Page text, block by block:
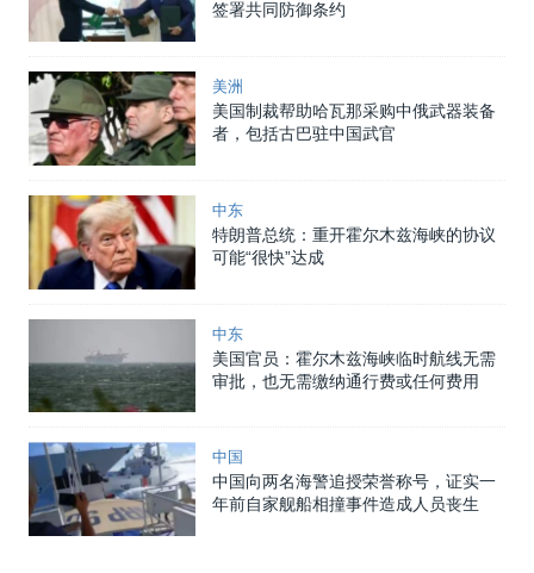
签署共同防御条约
美洲
美国制裁帮助哈瓦那采购中俄武器装备
者，包括古巴驻中国武官
中东
特朗普总统：重开霍尔木兹海峡的协议
可能“很快”达成
中东
美国官员：霍尔木兹海峡临时航线无需
审批，也无需缴纳通行费或任何费用
中国
中国向两名海警追授荣誉称号，证实一
年前自家舰船相撞事件造成人员丧生